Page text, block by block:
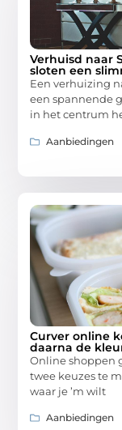
Verhuisd naar
sloten een
Een verhuizing
een spannende
in het centrum
Aanbiedingen
Curver online
daarna de
Online shoppen
twee keuzes te
waar je ’m wilt
Aanbiedingen